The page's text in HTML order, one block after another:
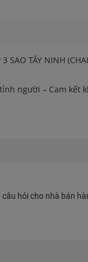
SAO TÂY NINH
người – Cam kết
ĐẾ GẠO HỮU Ý?
sức khỏe:
câu hỏi cho nhà bán